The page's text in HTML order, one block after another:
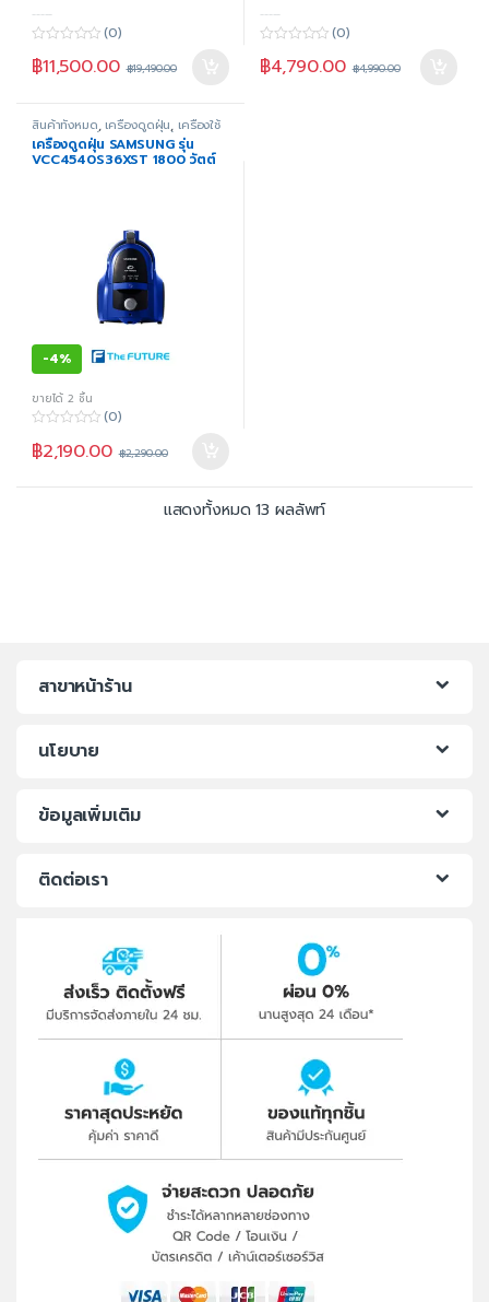
-----
o
u
f
5
(0)
฿11,500.00 ฿19,490.00
-----
o
u
(0)
฿4,790.00 ฿4,990.00
สินค้าทั้งหมด, เครื่องดูดฝุ่น, เครื่องใช้
ไฟฟ้าภายในบ้าน,แบบดูดแห้ง
เครื่องดูดฝุ่น SAMSUNG รุ่น
VCC4540S36XST 1800 วัตต์
-4%
ขายได้ 2 ชิ้น
o
u
o
(0)
฿2,190.00 ฿2,290.00
แสดงทั้งหมด 13 ผลลัพท์
สาขาหน้าร้าน
นโยบาย
ข้อมูลเพิ่มเติม
ติดต่อเรา